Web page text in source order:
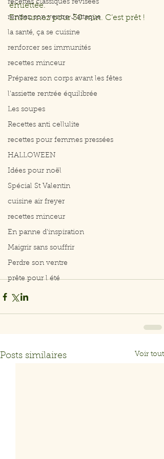
recettes classiques révisées
rentrez son ventre J'attaque
la santé, ça se cuisine
renforcer ses immunités
recettes minceur
Préparez son corps avant les fêtes
l'assiette rentrée équilibrée
Les soupes
Recettes anti cellulite
recettes pour femmes pressées
HALLOWEEN
Idées pour noël
Spécial St Valentin
cuisine air freyer
recettes minceur
En panne d'inspiration
Maigrir sans souffrir
Perdre son ventre
prête pour l été
émiettée.
Enfournez pour 30 min. C’est prêt !
Posts similaires Voir tout